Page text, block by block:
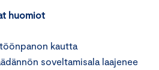
huomiot
kautta
soveltamisala laajenee